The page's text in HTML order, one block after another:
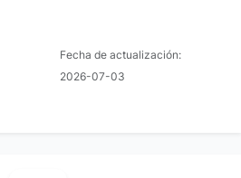
Fecha de actualización:
2026-07-03